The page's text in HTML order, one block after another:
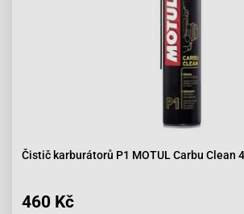
Čistič karburátorů P1 MOTUL Carbu Clean
460 Kč